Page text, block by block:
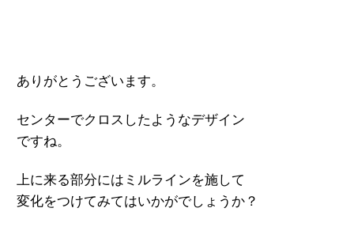
ありがとうございます。
センターでクロスしたようなデザイン
ですね。
上に来る部分にはミルラインを施して
変化をつけてみてはいかがでしょうか？